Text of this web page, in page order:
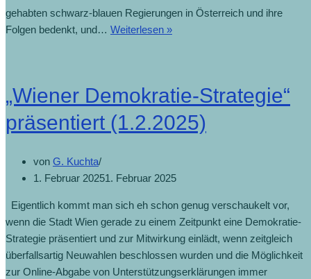
gehabten schwarz-blauen Regierungen in Österreich und ihre
Folgen bedenkt, und… Weiterlesen »
„Wiener Demokratie-Strategie“
präsentiert (1.2.2025)
von G. Kuchta
1. Februar 20251. Februar 2025
Eigentlich kommt man sich eh schon genug verschaukelt vor,
wenn die Stadt Wien gerade zu einem Zeitpunkt eine Demokratie-
Strategie präsentiert und zur Mitwirkung einlädt, wenn zeitgleich
überfallsartig Neuwahlen beschlossen wurden und die Möglichkeit
zur Online-Abgabe von Unterstützungserklärungen immer